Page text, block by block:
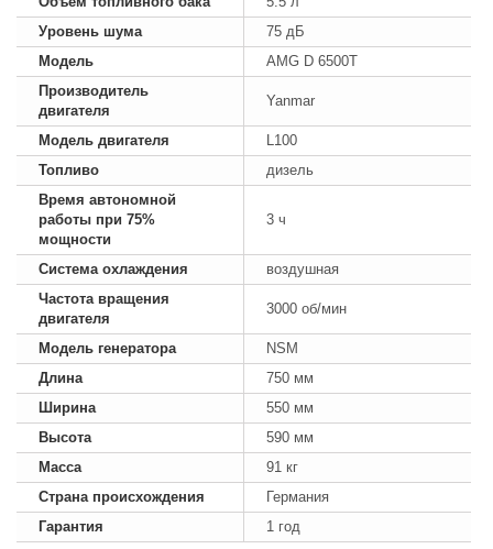
Уровень шума
75 дБ
Модель
AMG D 6500T
Производитель
двигателя
Yanmar
Модель двигателя
L100
Топливо
дизель
Время автономной
работы при 75%
мощности
3 ч
Система охлаждения
воздушная
Частота вращения
двигателя
3000 об/мин
Модель генератора
NSM
Длина
750 мм
Ширина
550 мм
Высота
590 мм
Масса
91 кг
Страна происхождения
Германия
Гарантия
1 год